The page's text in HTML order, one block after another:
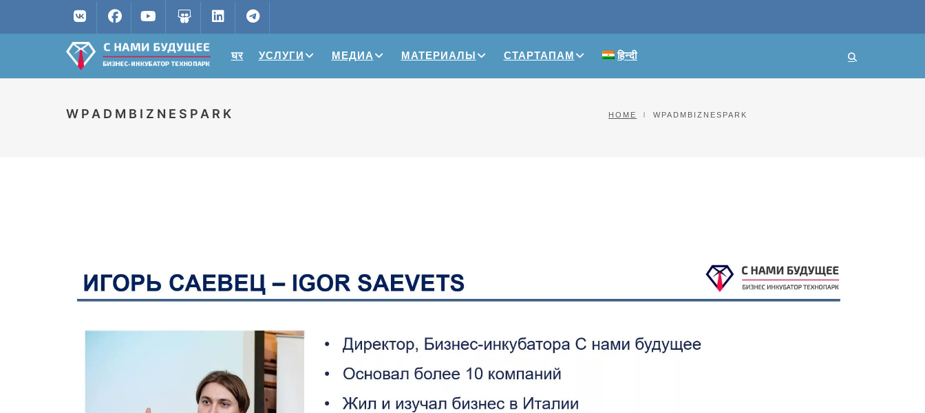
घर УСЛУГИ МЕДИА МАТЕРИАЛЫ СТАРТАПАМ हिन्दी
WPADMBIZNESPARK HOME WPADMBIZNESPARK